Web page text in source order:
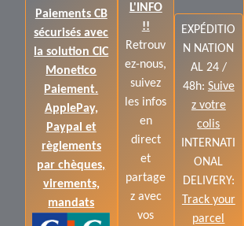
Paiements CB
sécurisés avec
la solution CIC
Monetico
Paiement.
ApplePay,
Paypal et
règlements
par chèques,
virements,
mandats
L'INFO
!!
Retrouv
ez-nous,
suivez
les infos
en
direct
et
partage
z avec
vos
EXPÉDITIO
N NATION
AL 24 /
48h: Suive
z votre
colis
INTERNATI
ONAL
DELIVERY:
Track your
parcel